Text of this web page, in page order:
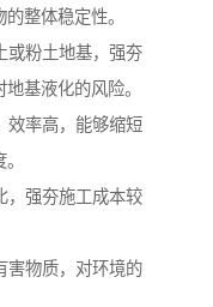
整体稳定性。
或粉土地基，强夯
基液化的风险。
效率高，能够缩短
，强夯施工成本较
害物质，对环境的